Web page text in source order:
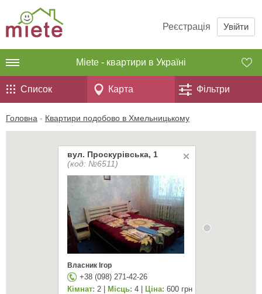
Реєстрація Увійти
Miete - квартири в Україні
Список Карта Фільтри
Головна - Квартири подобово в Хмельницькому
вул. Проскурівська, 1
(код: №6511)
Власник Ігор
+38 (098) 271-42-26
Кімнат: 2 |Місць: 4 |Ціна: 600 грн